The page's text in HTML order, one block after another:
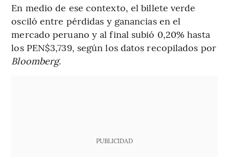
En medio de ese contexto, el billete verde
osciló entre pérdidas y ganancias en el
mercado peruano y al final subió 0,20% hasta
los PEN$3,739, según los datos recopilados por
Bloomberg.
PUBLICIDAD